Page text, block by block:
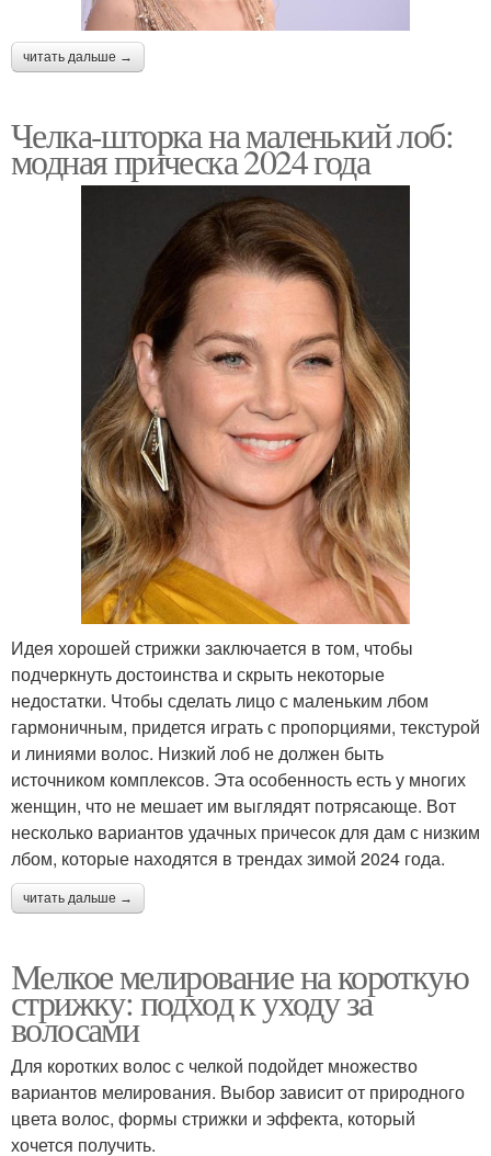
читать дальше →
Челка-шторка на маленький лоб:
модная прическа 2024 года
Идея хорошей стрижки заключается в том, чтобы
подчеркнуть достоинства и скрыть некоторые
недостатки. Чтобы сделать лицо с маленьким лбом
гармоничным, придется играть с пропорциями, текстурой
и линиями волос. Низкий лоб не должен быть
источником комплексов. Эта особенность есть у многих
женщин, что не мешает им выглядят потрясающе. Вот
несколько вариантов удачных причесок для дам с низким
лбом, которые находятся в трендах зимой 2024 года.
читать дальше →
Мелкое мелирование на короткую
стрижку: подход к уходу за
волосами
Для коротких волос с челкой подойдет множество
вариантов мелирования. Выбор зависит от природного
цвета волос, формы стрижки и эффекта, который
хочется получить.